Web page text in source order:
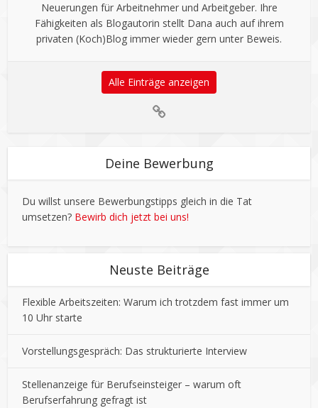
Neuerungen für Arbeitnehmer und Arbeitgeber. Ihre
Fähigkeiten als Blogautorin stellt Dana auch auf ihrem
privaten (Koch)Blog immer wieder gern unter Beweis.
Alle Einträge anzeigen
Deine Bewerbung
Du willst unsere Bewerbungstipps gleich in die Tat
umsetzen? Bewirb dich jetzt bei uns!
Neuste Beiträge
Flexible Arbeitszeiten: Warum ich trotzdem fast immer um
10 Uhr starte
Vorstellungsgespräch: Das strukturierte Interview
Stellenanzeige für Berufseinsteiger – warum oft
Berufserfahrung gefragt ist